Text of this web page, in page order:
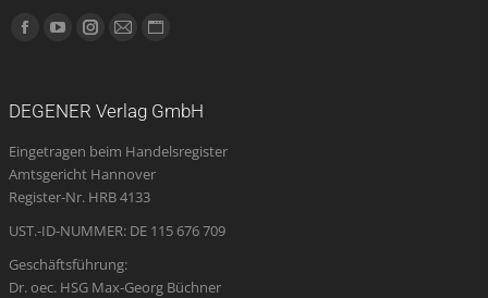
Finden Sie uns auf:
Facebook
new
window
YouTube
new
window
Instagram
new
window
E-
opens
in
new
Website
new
DEGENER Verlag GmbH
Eingetragen beim Handelsregister
Amtsgericht Hannover
Register-Nr. HRB 4133
UST.-ID-NUMMER: DE 115 676 709
Geschäftsführung:
Dr. oec. HSG Max-Georg Büchner